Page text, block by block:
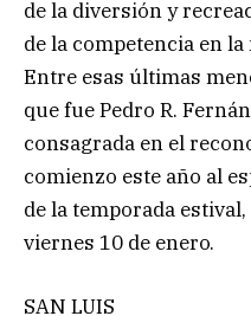
de la diversión y
de la competencia en
Entre esas últimas
que fue Pedro R.
consagrada en el
comienzo este año al
de la temporada
viernes 10 de enero.
SAN LUIS